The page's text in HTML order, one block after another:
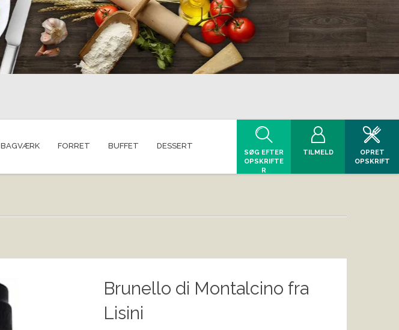
BAGVÆRK FORRET BUFFET DESSERT
SØG EFTER
OPSKRIFTE
R
TILMELD
OPRET
OPSKRIFT
Brunello di Montalcino fra
Lisini